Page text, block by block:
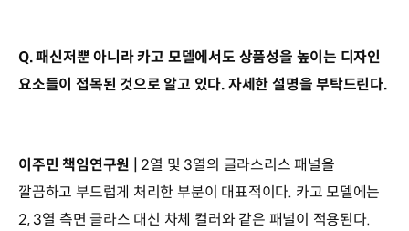
Q. 패신저뿐 아니라 카고 모델에서도 상품성을 높이는 디자인
요소들이 접목된 것으로 알고 있다. 자세한 설명을 부탁드린다.
이주민 책임연구원 |
2열 및 3열의 글라스리스 패널을
깔끔하고 부드럽게 처리한 부분이 대표적이다. 카고 모델에는
2, 3열 측면 글라스 대신 차체 컬러와 같은 패널이 적용된다.